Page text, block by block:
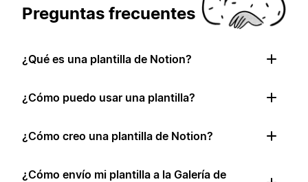
Preguntas frecuentes
¿Qué es una plantilla de Notion?
¿Cómo puedo usar una plantilla?
¿Cómo creo una plantilla de Notion?
¿Cómo envío mi plantilla a la Galería de